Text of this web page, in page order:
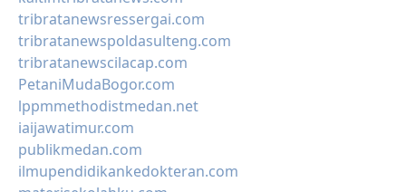
tribratanewsressergai.com
tribratanewspoldasulteng.com
tribratanewscilacap.com
PetaniMudaBogor.com
lppmmethodistmedan.net
iaijawatimur.com
publikmedan.com
ilmupendidikankedokteran.com